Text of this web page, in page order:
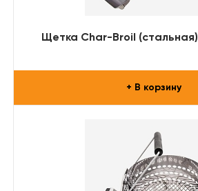
Щетка Char-Broil (стальная)
+ В корзину